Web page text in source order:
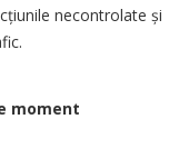
necontrolate și
moment